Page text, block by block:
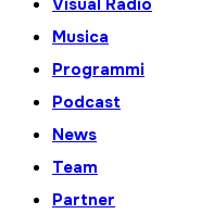
Visual Radio
Musica
Programmi
Podcast
News
Team
Partner